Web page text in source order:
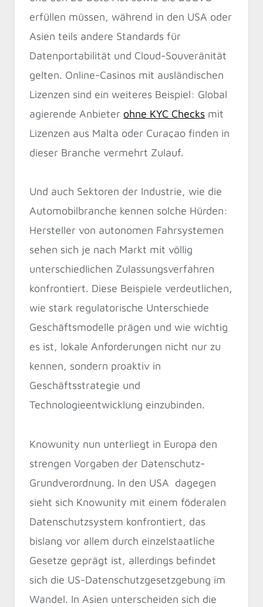
erfüllen müssen, während in den USA oder
Asien teils andere Standards für
Datenportabilität und Cloud-Souveränität
gelten. Online-Casinos mit ausländischen
Lizenzen sind ein weiteres Beispiel: Global
agierende Anbieter ohne KYC Checks mit
Lizenzen aus Malta oder Curaçao finden in
dieser Branche vermehrt Zulauf.
Und auch Sektoren der Industrie, wie die
Automobilbranche kennen solche Hürden:
Hersteller von autonomen Fahrsystemen
sehen sich je nach Markt mit völlig
unterschiedlichen Zulassungsverfahren
konfrontiert. Diese Beispiele verdeutlichen,
wie stark regulatorische Unterschiede
Geschäftsmodelle prägen und wie wichtig
es ist, lokale Anforderungen nicht nur zu
kennen, sondern proaktiv in
Geschäftsstrategie und
Technologieentwicklung einzubinden.
Knowunity nun unterliegt in Europa den
strengen Vorgaben der Datenschutz-
Grundverordnung. In den USA dagegen
sieht sich Knowunity mit einem föderalen
Datenschutzsystem konfrontiert, das
bislang vor allem durch einzelstaatliche
Gesetze geprägt ist, allerdings befindet
sich die US-Datenschutzgesetzgebung im
Wandel. In Asien unterscheiden sich die